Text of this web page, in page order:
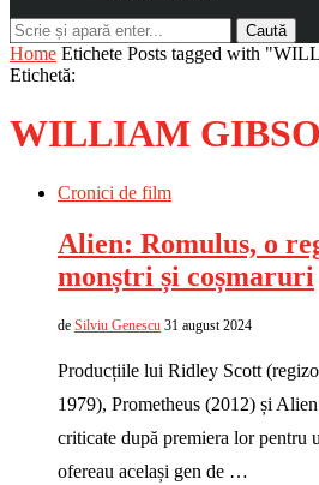
Caută
Home Etichete Posts tagged with
Etichetă:
WILLIAM
Cronici de film
Alien: Romulus, o
monștri și coșmaruri
de Silviu Genescu 31 august 2024
Producțiile lui Ridley Scott
1979), Prometheus (2012) și
criticate după premiera lor pentru
ofereau același gen de …